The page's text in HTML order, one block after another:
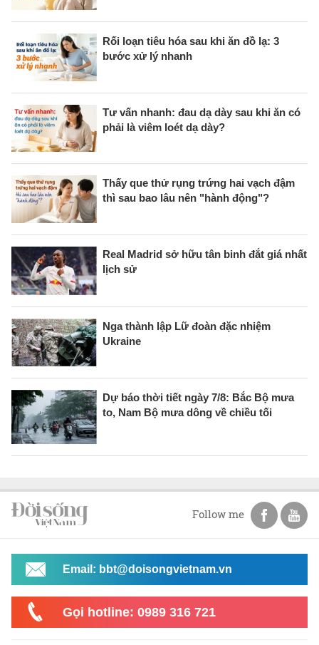
Rối loạn tiêu hóa sau khi ăn đồ lạ: 3
bước xử lý nhanh
Tư vấn nhanh: đau dạ dày sau khi ăn có
phải là viêm loét dạ dày?
Thấy que thử rụng trứng hai vạch đậm
thì sau bao lâu nên "hành động"?
Real Madrid sở hữu tân binh đắt giá nhất
lịch sử
Nga thành lập Lữ đoàn đặc nhiệm
Ukraine
Dự báo thời tiết ngày 7/8: Bắc Bộ mưa
to, Nam Bộ mưa dông về chiều tối
Follow me
Email: bbt@doisongvietnam.vn
Gọi hotline: 0989 316 721